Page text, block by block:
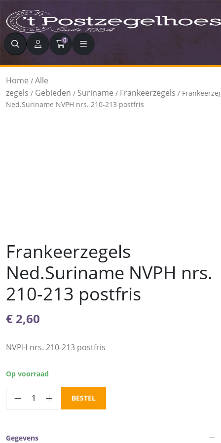
Zoeken 0
Home / Alle
zegels / Gebieden / Suriname / Frankeerzegels /
Ned.Suriname NVPH nrs. 210-213 postfris
Frankeerzegels
Ned.Suriname NVPH nrs.
210-213 postfris
€ 2,60
NVPH nrs. 210-213 postfris
Op voorraad
Frankeerzegels
Ned.Suriname
BESTEL
Gegevens